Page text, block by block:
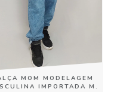
MOM MODELAGEM
IMPORTADA M.